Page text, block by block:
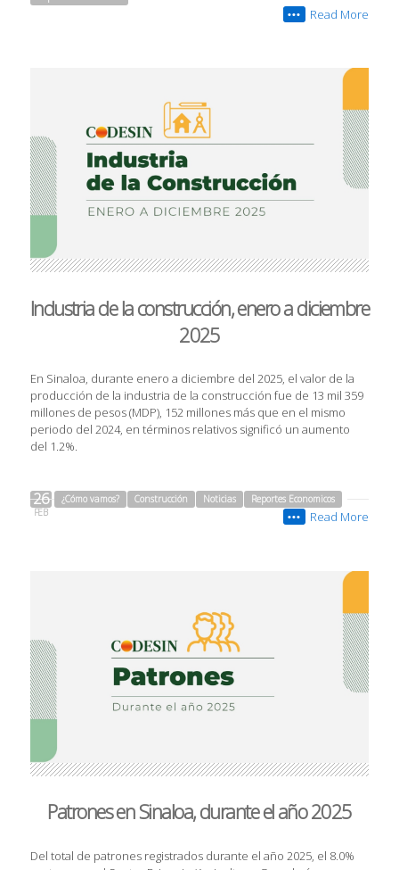
Read More
•••
Industria de la construcción, enero a diciembre
2025
En Sinaloa, durante enero a diciembre del 2025, el valor de la
producción de la industria de la construcción fue de 13 mil 359
millones de pesos (MDP), 152 millones más que en el mismo
periodo del 2024, en términos relativos significó un aumento
del 1.2%.
26
FEB
¿Cómo vamos? Construcción Noticias Reportes Economicos
Read More
•••
Patrones en Sinaloa, durante el año 2025
Del total de patrones registrados durante el año 2025, el 8.0%